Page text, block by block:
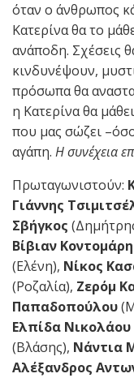
όταν ο άνθρωπος
Κατερίνα θα το
ανάποδη. Σχέσεις
κινδυνέψουν,
πρόσωπα θα
η Κατερίνα θα
που μας σώζει
αγάπη. Η συνέχεια
Πρωταγωνιστούν:
Γιάννης
Σβήγκος
Βίβιαν Κοντομάρη
(Ελένη), Νίκος
(Ροζαλία), Ζερόμ
Παπαδοπούλου
Ελπίδα Νικολάου
(Βλάσης), Νάντια
Αλέξανδρος